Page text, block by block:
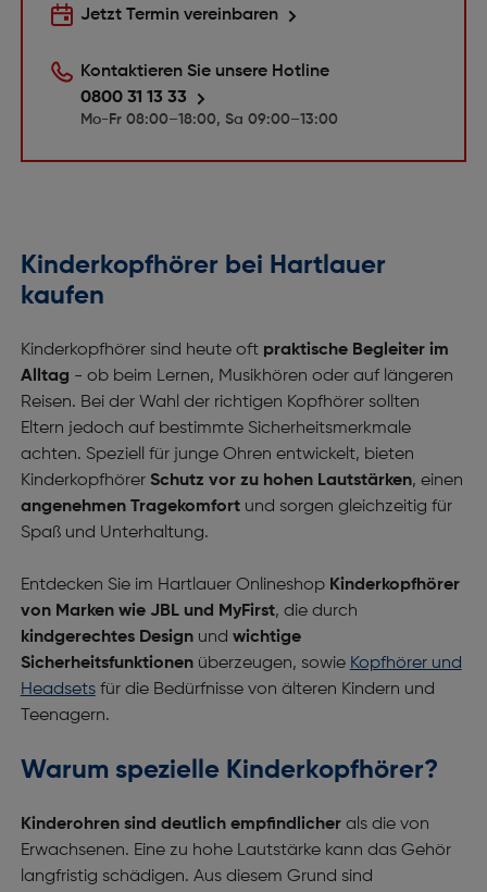
Jetzt Termin vereinbaren
Kontaktieren Sie unsere Hotline
0800 31 13 33
Mo-Fr 08:00–18:00, Sa 09:00–13:00
Kinderkopfhörer bei Hartlauer
kaufen
Kinderkopfhörer sind heute oft praktische Begleiter im
Alltag - ob beim Lernen, Musikhören oder auf längeren
Reisen. Bei der Wahl der richtigen Kopfhörer sollten
Eltern jedoch auf bestimmte Sicherheitsmerkmale
achten. Speziell für junge Ohren entwickelt, bieten
Kinderkopfhörer Schutz vor zu hohen Lautstärken, einen
angenehmen Tragekomfortund sorgen gleichzeitig für
Spaß und Unterhaltung.
Entdecken Sie im Hartlauer Onlineshop Kinderkopfhörer
von Marken wie JBL und MyFirst, die durch
kindgerechtes Designund wichtige
Sicherheitsfunktionenüberzeugen, sowie Kopfhörer und
Headsetsfür die Bedürfnisse von älteren Kindern und
Teenagern.
Warum spezielle Kinderkopfhörer?
Kinderohren sind deutlich empfindlicherals die von
Erwachsenen. Eine zu hohe Lautstärke kann das Gehör
langfristig schädigen. Aus diesem Grund sind